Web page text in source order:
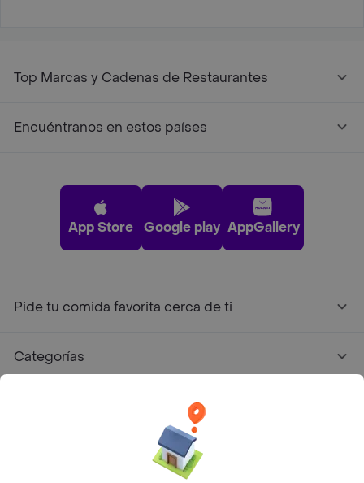
Top Marcas y Cadenas de Restaurantes
Encuéntranos en estos países
App Store Google play AppGallery
Pide tu comida favorita cerca de ti
Categorías